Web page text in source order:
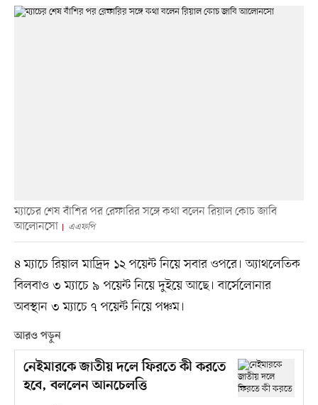
ম্যাচের শেষ বাঁশির পর রেফারির সঙ্গে কথা বলেন রিয়াল কোচ জাবি
আলোনসো
এএফপি
৪ ম্যাচে রিয়াল মাদ্রিদ ১২ পয়েন্ট নিয়ে সবার ওপরে। অ্যাথলেতিক
বিলবাও ৩ ম্যাচে ৯ পয়েন্ট নিয়ে দুইয়ে আছে। বার্সেলোনার
অবস্থান ৩ ম্যাচে ৭ পয়েন্ট নিয়ে পঞ্চম।
আরও পড়ুন
নেইমারকে জাতীয় দলে ফিরতে কী করতে
হবে, বললেন আনচেলত্তি